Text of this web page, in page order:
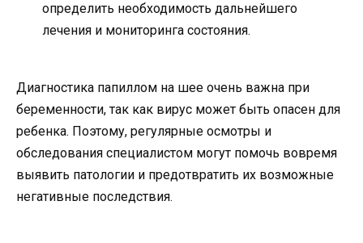
определить необходимость дальнейшего
лечения и мониторинга состояния.
Диагностика папиллом на шее очень важна при
беременности, так как вирус может быть опасен для
ребенка. Поэтому, регулярные осмотры и
обследования специалистом могут помочь вовремя
выявить патологии и предотвратить их возможные
негативные последствия.